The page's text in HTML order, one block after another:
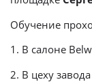
Обучение
1. В салоне
2. В цеху